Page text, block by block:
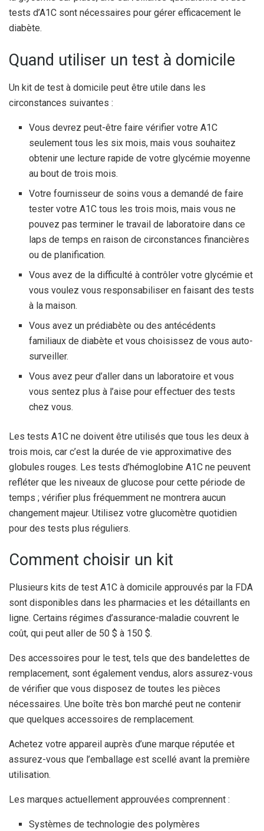
tests d’A1C sont nécessaires pour gérer efficacement le
diabète.
Quand utiliser un test à domicile
Un kit de test à domicile peut être utile dans les
circonstances suivantes :
Vous devrez peut-être faire vérifier votre A1C
seulement tous les six mois, mais vous souhaitez
obtenir une lecture rapide de votre glycémie moyenne
au bout de trois mois.
Votre fournisseur de soins vous a demandé de faire
tester votre A1C tous les trois mois, mais vous ne
pouvez pas terminer le travail de laboratoire dans ce
laps de temps en raison de circonstances financières
ou de planification.
Vous avez de la difficulté à contrôler votre glycémie et
vous voulez vous responsabiliser en faisant des tests
à la maison.
Vous avez un prédiabète ou des antécédents
familiaux de diabète et vous choisissez de vous auto-
surveiller.
Vous avez peur d’aller dans un laboratoire et vous
vous sentez plus à l’aise pour effectuer des tests
chez vous.
Les tests A1C ne doivent être utilisés que tous les deux à
trois mois, car c’est la durée de vie approximative des
globules rouges. Les tests d’hémoglobine A1C ne peuvent
refléter que les niveaux de glucose pour cette période de
temps ; vérifier plus fréquemment ne montrera aucun
changement majeur. Utilisez votre glucomètre quotidien
pour des tests plus réguliers.
Comment choisir un kit
Plusieurs kits de test A1C à domicile approuvés par la FDA
sont disponibles dans les pharmacies et les détaillants en
ligne. Certains régimes d’assurance-maladie couvrent le
coût, qui peut aller de 50 $ à 150 $.
Des accessoires pour le test, tels que des bandelettes de
remplacement, sont également vendus, alors assurez-vous
de vérifier que vous disposez de toutes les pièces
nécessaires. Une boîte très bon marché peut ne contenir
que quelques accessoires de remplacement.
Achetez votre appareil auprès d’une marque réputée et
assurez-vous que l’emballage est scellé avant la première
utilisation.
Les marques actuellement approuvées comprennent :
Systèmes de technologie des polymères